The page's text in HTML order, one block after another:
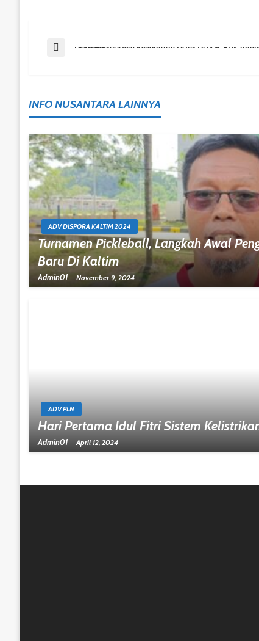
Post
Previous Post Dukung Ekosistem Kendaraan Listrik Di IKN, PLN Tambah 7 SPKLU Tersebar Di Kaltim
INFO NUSANTARA LAINNYA
ADV DISPORA KALTIM 2024
Turnamen Pickleball, Langkah Awal
Baru Di Kaltim
Admin01 November 9, 2024
ADV PLN
Hari Pertama Idul Fitri Sistem
Admin01 April 12, 2024